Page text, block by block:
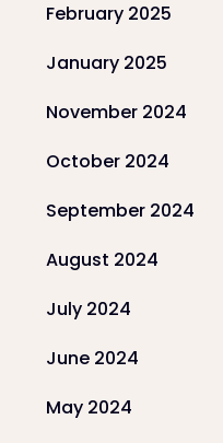
February 2025
January 2025
November 2024
October 2024
September 2024
August 2024
July 2024
June 2024
May 2024